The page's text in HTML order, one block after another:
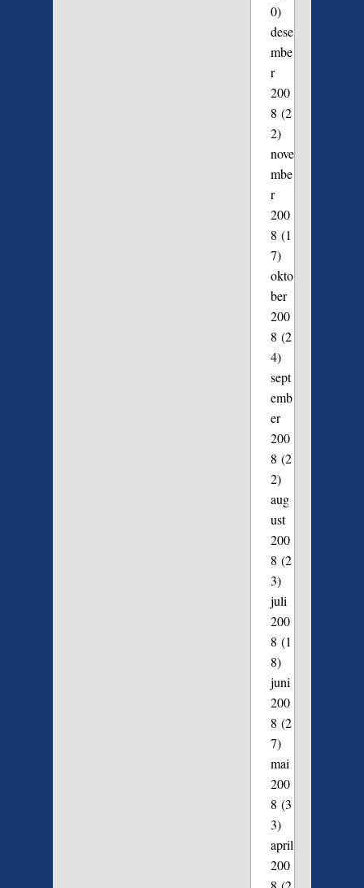
0)
dese
mbe
r
200
8 (2
2)
nove
mbe
r
200
8 (1
7)
okto
ber
200
8 (2
4)
sept
emb
er
200
8 (2
2)
aug
ust
200
8 (2
3)
juli
200
8 (1
8)
juni
200
8 (2
7)
mai
200
8 (3
3)
april
200